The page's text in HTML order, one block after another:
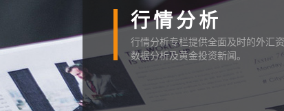
行情分析
行情分析专栏提供全面及时的外汇
数据分析及黄金投资新闻。